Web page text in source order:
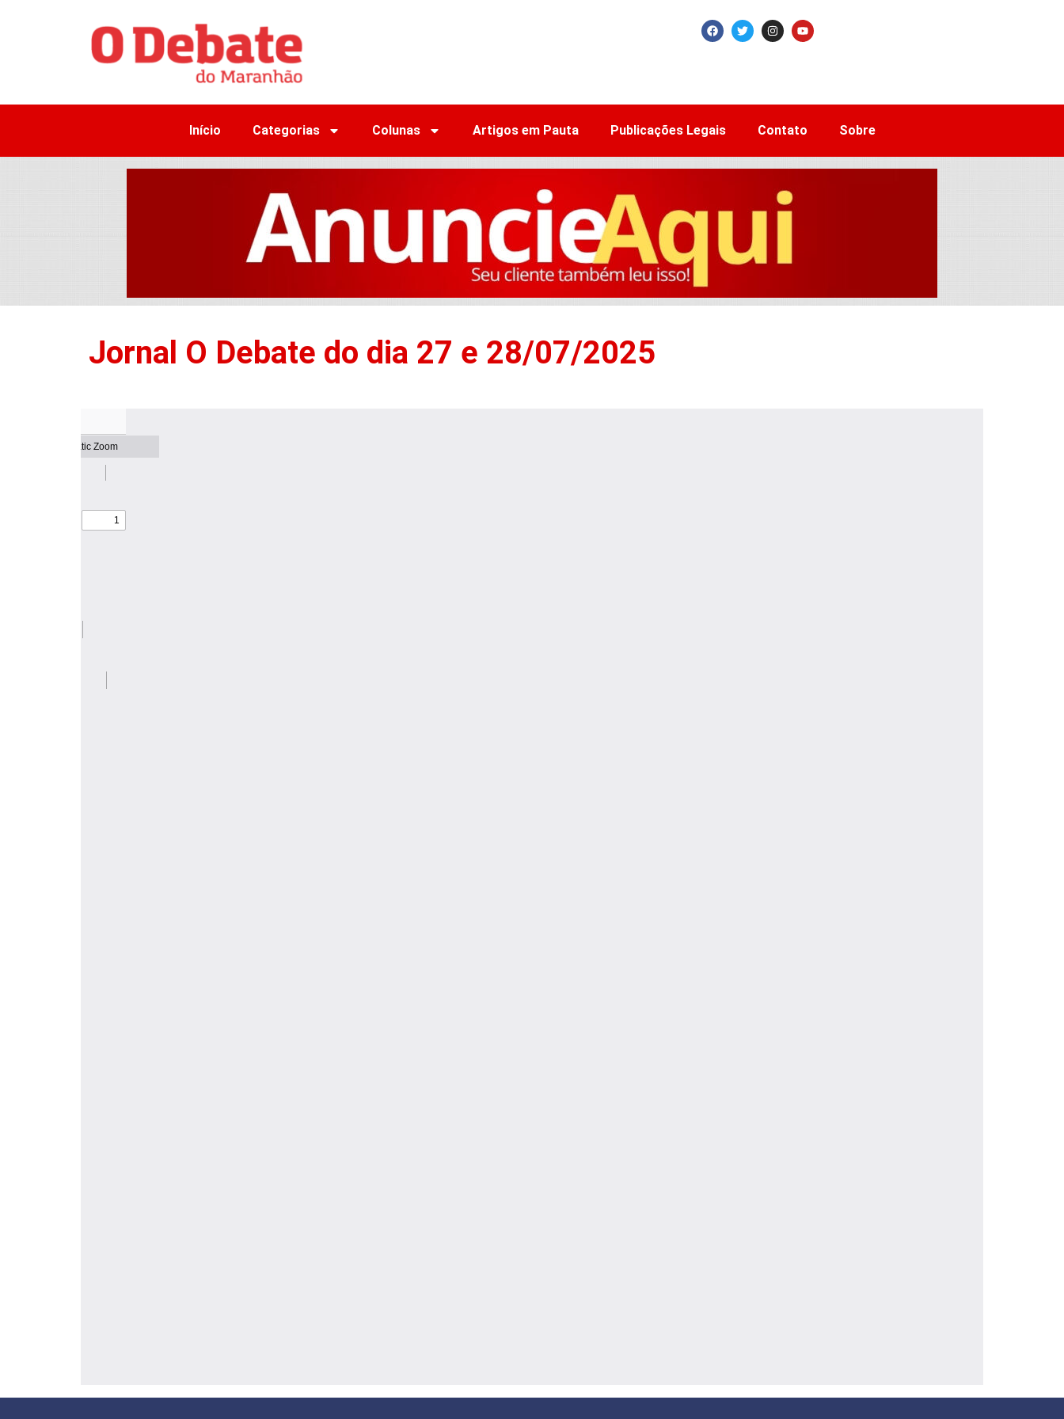
Início Categorias Colunas Artigos em Pauta Publicações Legais Contato Sobre
Jornal O Debate do dia 27 e 28/07/2025